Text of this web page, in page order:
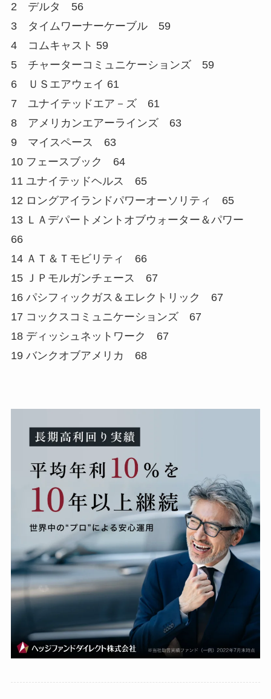
2 デルタ 56
3 タイムワーナーケーブル 59
4 コムキャスト 59
5 チャーターコミュニケーションズ 59
6 ＵＳエアウェイ 61
7 ユナイテッドエア－ズ 61
8 アメリカンエアーラインズ 63
9 マイスペース 63
10 フェースブック 64
11 ユナイテッドヘルス 65
12 ロングアイランドパワーオーソリティ 65
13 ＬＡデパートメントオブウォーター＆パワー
66
14 ＡＴ＆Ｔモビリティ 66
15 ＪＰモルガンチェース 67
16 パシフィックガス＆エレクトリック 67
17 コックスコミュニケーションズ 67
18 ディッシュネットワーク 67
19 バンクオブアメリカ 68